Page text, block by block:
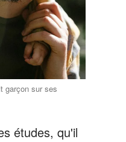
garçon sur ses
études, qu'il